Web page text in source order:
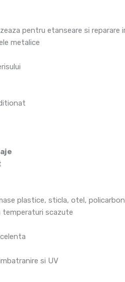
pentru etanseare si
metalice
plastice, sticla, otel,
scazute
si UV